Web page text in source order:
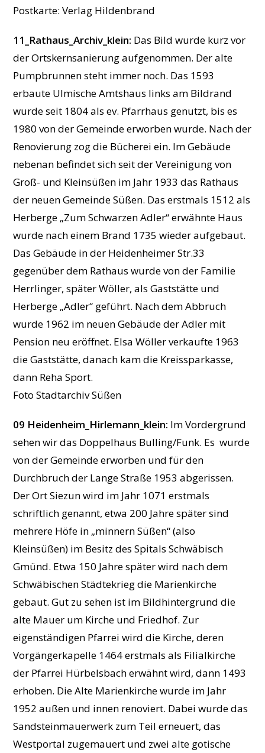
Postkarte: Verlag Hildenbrand
11_Rathaus_Archiv_klein: Das Bild wurde kurz vor
der Ortskernsanierung aufgenommen. Der alte
Pumpbrunnen steht immer noch. Das 1593
erbaute Ulmische Amtshaus links am Bildrand
wurde seit 1804 als ev. Pfarrhaus genutzt, bis es
1980 von der Gemeinde erworben wurde. Nach der
Renovierung zog die Bücherei ein. Im Gebäude
nebenan befindet sich seit der Vereinigung von
Groß- und Kleinsüßen im Jahr 1933 das Rathaus
der neuen Gemeinde Süßen. Das erstmals 1512 als
Herberge „Zum Schwarzen Adler“ erwähnte Haus
wurde nach einem Brand 1735 wieder aufgebaut.
Das Gebäude in der Heidenheimer Str.33
gegenüber dem Rathaus wurde von der Familie
Herrlinger, später Wöller, als Gaststätte und
Herberge „Adler“ geführt. Nach dem Abbruch
wurde 1962 im neuen Gebäude der Adler mit
Pension neu eröffnet. Elsa Wöller verkaufte 1963
die Gaststätte, danach kam die Kreissparkasse,
dann Reha Sport.
Foto Stadtarchiv Süßen
09 Heidenheim_Hirlemann_klein: Im Vordergrund
sehen wir das Doppelhaus Bulling/Funk. Es wurde
von der Gemeinde erworben und für den
Durchbruch der Lange Straße 1953 abgerissen.
Der Ort Siezun wird im Jahr 1071 erstmals
schriftlich genannt, etwa 200 Jahre später sind
mehrere Höfe in „minnern Süßen“ (also
Kleinsüßen) im Besitz des Spitals Schwäbisch
Gmünd. Etwa 150 Jahre später wird nach dem
Schwäbischen Städtekrieg die Marienkirche
gebaut. Gut zu sehen ist im Bildhintergrund die
alte Mauer um Kirche und Friedhof. Zur
eigenständigen Pfarrei wird die Kirche, deren
Vorgängerkapelle 1464 erstmals als Filialkirche
der Pfarrei Hürbelsbach erwähnt wird, dann 1493
erhoben. Die Alte Marienkirche wurde im Jahr
1952 außen und innen renoviert. Dabei wurde das
Sandsteinmauerwerk zum Teil erneuert, das
Westportal zugemauert und zwei alte gotische